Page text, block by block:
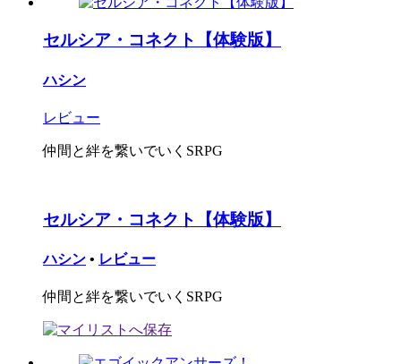
セルシア・コネクト【体験版】
ハシン
レビュー
仲間と絆を繋いでいくSRPG
セルシア・コネクト【体験版】
ハシン • レビュー
仲間と絆を繋いでいくSRPG